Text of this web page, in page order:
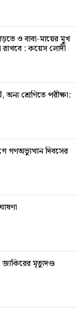
ও বাবা-মায়ের মুখ
রাখবে : কয়েস লোদী
অন্য শ্রেণিতে পরীক্ষা:
গণঅভ্যুত্থান দিবসের
মৃত্যুদণ্ড